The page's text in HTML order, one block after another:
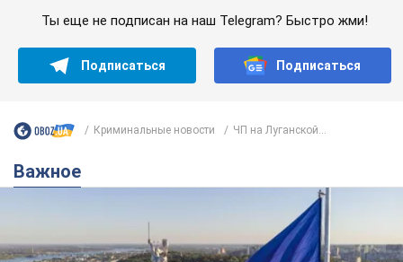
Ты еще не подписан на наш Telegram? Быстро жми!
Подписаться Подписаться
Криминальные новости ЧП на Луганской...
Важное